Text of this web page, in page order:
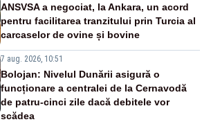
ANSVSA a negociat, la Ankara, un acord
pentru facilitarea tranzitului prin Turcia al
carcaselor de ovine și bovine
7 aug. 2026, 10:51
Bolojan: Nivelul Dunării asigură o
funcționare a centralei de la Cernavodă
de patru-cinci zile dacă debitele vor
scădea